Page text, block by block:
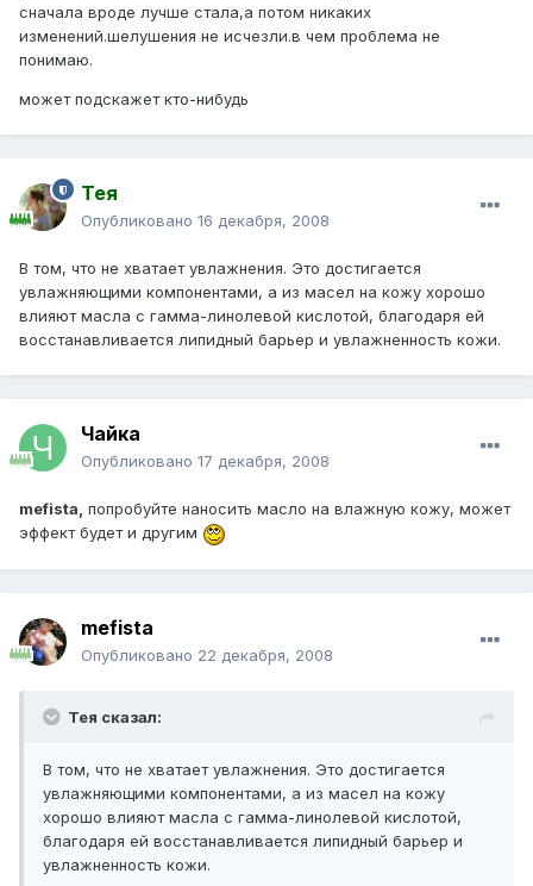
сначала вроде лучше стала,а потом никаких
изменений.шелушения не исчезли.в чем проблема не
понимаю.
может подскажет кто-нибудь
Тея
Опубликовано 16 декабря, 2008
В том, что не хватает увлажнения. Это достигается
увлажняющими компонентами, а из масел на кожу хорошо
влияют масла с гамма-линолевой кислотой, благодаря ей
восстанавливается липидный барьер и увлажненность кожи.
Чайка
Опубликовано 17 декабря, 2008
mefista, попробуйте наносить масло на влажную кожу, может
эффект будет и другим
mefista
Опубликовано 22 декабря, 2008
Тея сказал:
В том, что не хватает увлажнения. Это достигается
увлажняющими компонентами, а из масел на кожу
хорошо влияют масла с гамма-линолевой кислотой,
благодаря ей восстанавливается липидный барьер и
увлажненность кожи.